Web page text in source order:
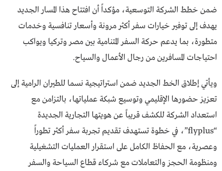
ضمن خطط الشركة التوسعية، مؤكداً أن افتتاح هذا المسار الجديد
يهدف إلى توفير خيارات سفر أكثر مرونة وأسعار تنافسية وخدمات
متطورة، بما يدعم حركة السفر المتنامية بين مصر وتركيا ويواكب
احتياجات المسافرين من رجال الأعمال والسياح.
ويأتي إطلاق الخط الجديد ضمن استراتيجية نسما للطيران الرامية إلى
تعزيز حضورها الإقليمي وتوسيع شبكة عملياتها، بالتزامن مع
استعداد الشركة للكشف قريباً عن هويتها التجارية الجديدة
“flyplus”، في خطوة تستهدف تقديم تجربة سفر أكثر تطوراً
وعصرية، مع الحفاظ الكامل على استقرار العمليات التشغيلية
ومنظومة الحجز والتعاملات مع شركاء قطاع السياحة والسفر